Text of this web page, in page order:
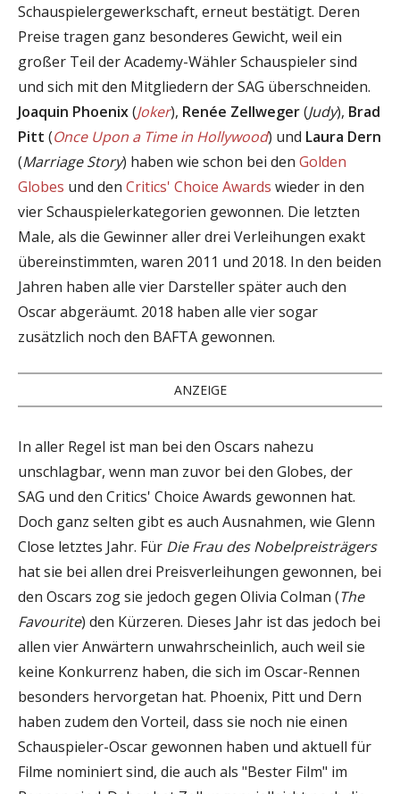
Schauspielergewerkschaft, erneut bestätigt. Deren
Preise tragen ganz besonderes Gewicht, weil ein
großer Teil der Academy-Wähler Schauspieler sind
und sich mit den Mitgliedern der SAG überschneiden.
Joaquin Phoenix(Joker), Renée Zellweger(Judy), Brad
Pitt (Once Upon a Time in Hollywood) und Laura Dern
(Marriage Story) haben wie schon bei den Golden
Globes und den Critics' Choice Awards wieder in den
vier Schauspielerkategorien gewonnen. Die letzten
Male, als die Gewinner aller drei Verleihungen exakt
übereinstimmten, waren 2011 und 2018. In den beiden
Jahren haben alle vier Darsteller später auch den
Oscar abgeräumt. 2018 haben alle vier sogar
zusätzlich noch den BAFTA gewonnen.
ANZEIGE
In aller Regel ist man bei den Oscars nahezu
unschlagbar, wenn man zuvor bei den Globes, der
SAG und den Critics' Choice Awards gewonnen hat.
Doch ganz selten gibt es auch Ausnahmen, wie Glenn
Close letztes Jahr. Für Die Frau des Nobelpreisträgers
hat sie bei allen drei Preisverleihungen gewonnen, bei
den Oscars zog sie jedoch gegen Olivia Colman (The
Favourite) den Kürzeren. Dieses Jahr ist das jedoch bei
allen vier Anwärtern unwahrscheinlich, auch weil sie
keine Konkurrenz haben, die sich im Oscar-Rennen
besonders hervorgetan hat. Phoenix, Pitt und Dern
haben zudem den Vorteil, dass sie noch nie einen
Schauspieler-Oscar gewonnen haben und aktuell für
Filme nominiert sind, die auch als "Bester Film" im